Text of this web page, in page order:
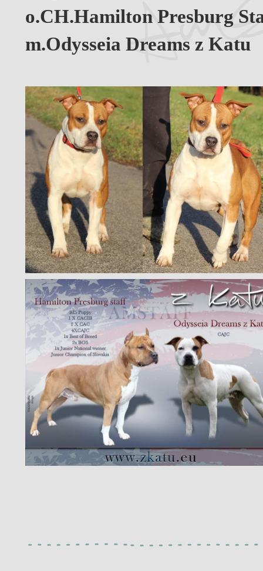
o.CH.Hamilton Presburg
m.Odysseia Dreams z Katu